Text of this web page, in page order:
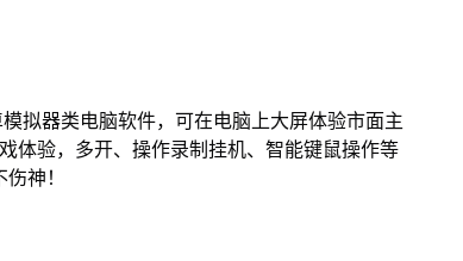
拟器类电脑软件，可在电脑上大屏体验市面主
体验，多开、操作录制挂机、智能键鼠操作等
神！